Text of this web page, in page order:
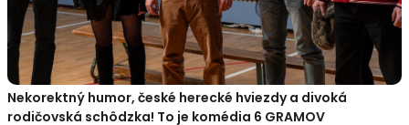
Nekorektný humor, české herecké hviezdy a divoká
rodičovská schôdzka! To je komédia 6 GRAMOV